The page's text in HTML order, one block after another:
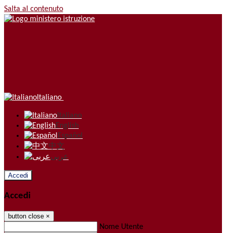
Salta al contenuto
Italiano
Italiano
English
Español
中文
عربى
Accedi
Accedi
button close ×
Nome Utente